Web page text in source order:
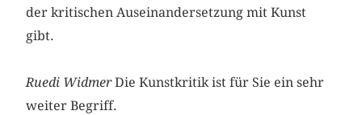
der kritischen Auseinandersetzung mit Kunst
gibt.
Ruedi WidmerDie Kunstkritik ist für Sie ein sehr
weiter Begriff.